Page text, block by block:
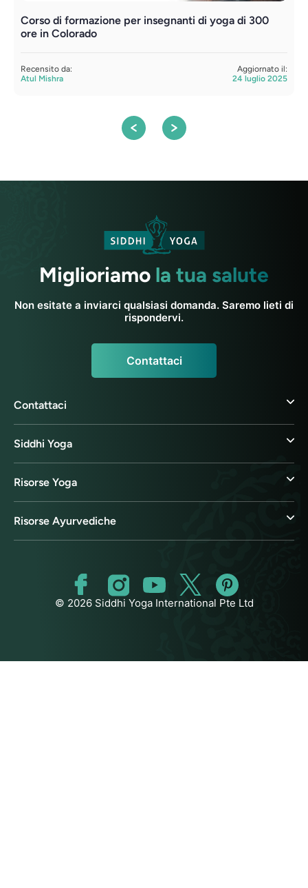
Corso di formazione per insegnanti di yoga di 300
ore in Colorado
Recensito da:
Atul Mishra
Aggiornato il:
24 luglio 2025
Miglioriamo la tua salute
Non esitate a inviarci qualsiasi domanda. Saremo lieti di
rispondervi.
Contattaci
Contattaci
Siddhi Yoga
Risorse Yoga
Risorse Ayurvediche
© 2026 Siddhi Yoga International Pte Ltd